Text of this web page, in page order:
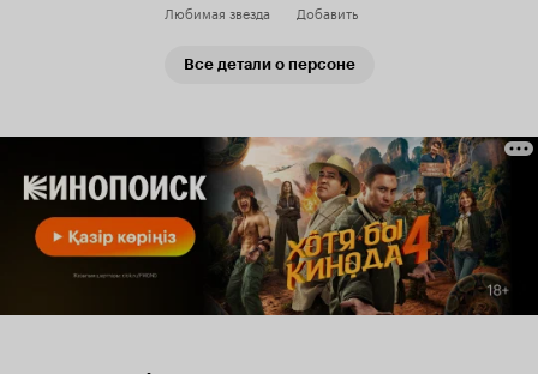
Любимая звезда Добавить
Все детали о персоне